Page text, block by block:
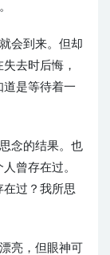
会到来。但却
去时后悔，
道是等待着一
念的结果。也
曾存在过。
在过？我所思
亮，但眼神可